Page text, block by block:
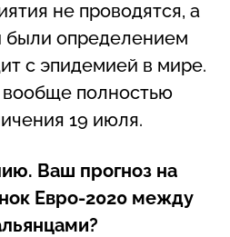
не проводятся, а
были определением
с эпидемией в мире.
вообще полностью
19 июля.
Ваш прогноз на
Евро-2020 между